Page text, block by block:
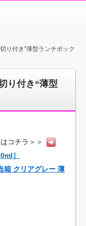
り付き“薄型ランチボック
り付き“薄型
コチラ＞＞
］
箱 クリアグレー 薄